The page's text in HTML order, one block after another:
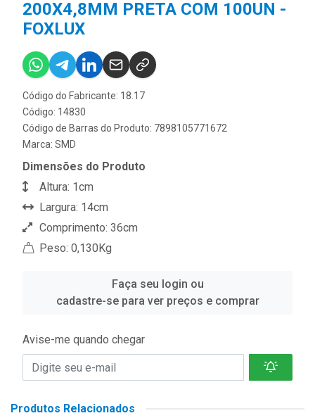
200X4,8MM PRETA COM 100UN -
FOXLUX
Código do Fabricante: 18.17
Código: 14830
Código de Barras do Produto: 7898105771672
Marca: SMD
Dimensões do Produto
Altura: 1cm
Largura: 14cm
Comprimento: 36cm
Peso: 0,130Kg
Faça seu login ou
cadastre-se para ver preços e comprar
Avise-me quando chegar
Produtos Relacionados